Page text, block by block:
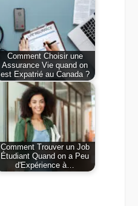
Comment Choisir une
Assurance Vie quand on
est Expatrié au Canada ?
Comment Trouver un Job
Étudiant Quand on a Peu
d'Expérience à…